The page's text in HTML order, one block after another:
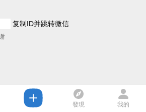
复制ID并跳转微信
發現 我的